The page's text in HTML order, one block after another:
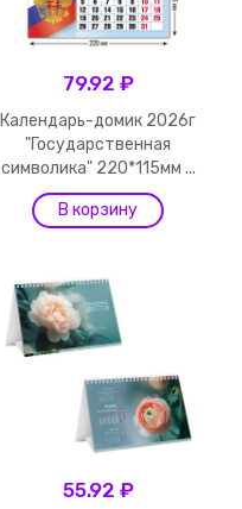
79.92 ₽
Календарь-домик 2026г
"Государственная
символика" 220*115мм ...
55.92 ₽